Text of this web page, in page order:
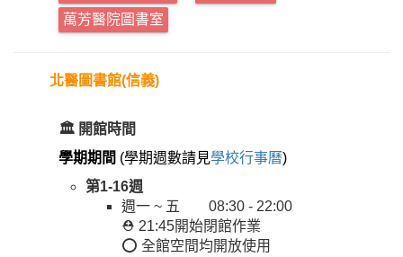
萬芳醫院圖書室
北醫圖書館(信義)
🏛️ 開館時間
學期期間 (學期週數請見學校行事曆)
第1-16週
週一 ~ 五 08:30 - 22:00
⛑️ 21:45開始閉館作業
⭕ 全館空間均開放使用